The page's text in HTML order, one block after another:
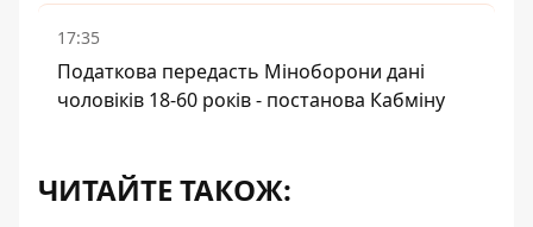
17:35
Податкова передасть Міноборони дані
чоловіків 18-60 років - постанова Кабміну
ЧИТАЙТЕ ТАКОЖ: